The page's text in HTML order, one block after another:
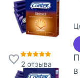
2 отзыва
В